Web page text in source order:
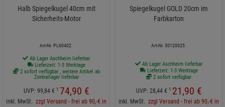
Halb Spiegelkugel 40cm mit
Sicherheits-Motor
Art-Nr. PL60402
Ab Lager Aschheim lieferbar
Lieferzeit: 1-3 Werktage
2 sofort verfügbar , weitere Artikel ab
Zentrallager lieferbar
UVP: 99,84 € 1 74,90 €
inkl. MwSt. zzgl Versand - frei ab 90,-€ in
Spiegelkugel GOLD 20cm im
Farbkarton
Art-Nr. 50120025
Ab Lager Aschheim lieferbar
Lieferzeit: 1-3 Werktage
2 sofort verfügbar
UVP: 28,44 € 1 21,90 €
inkl. MwSt. zzgl Versand - frei ab 90,-€ in